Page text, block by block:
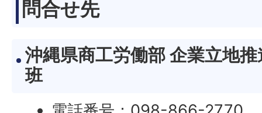
問合せ先
沖縄県商工労働部 企業立地
班